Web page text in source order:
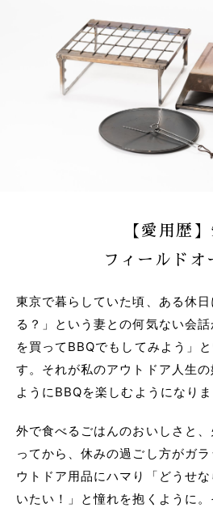
【愛用歴
フィールドオ
東京で暮らしていた頃、ある休
る？」という妻との何気ない会
を買ってBBQでもしてみよう」
す。それが私のアウトドア人生
ようにBBQを楽しむようになりま
外で食べるごはんのおいしさと
ってから、休みの過ごし方がガ
ウトドア用品にハマり「どうせ
いたい！」と憧れを抱くように